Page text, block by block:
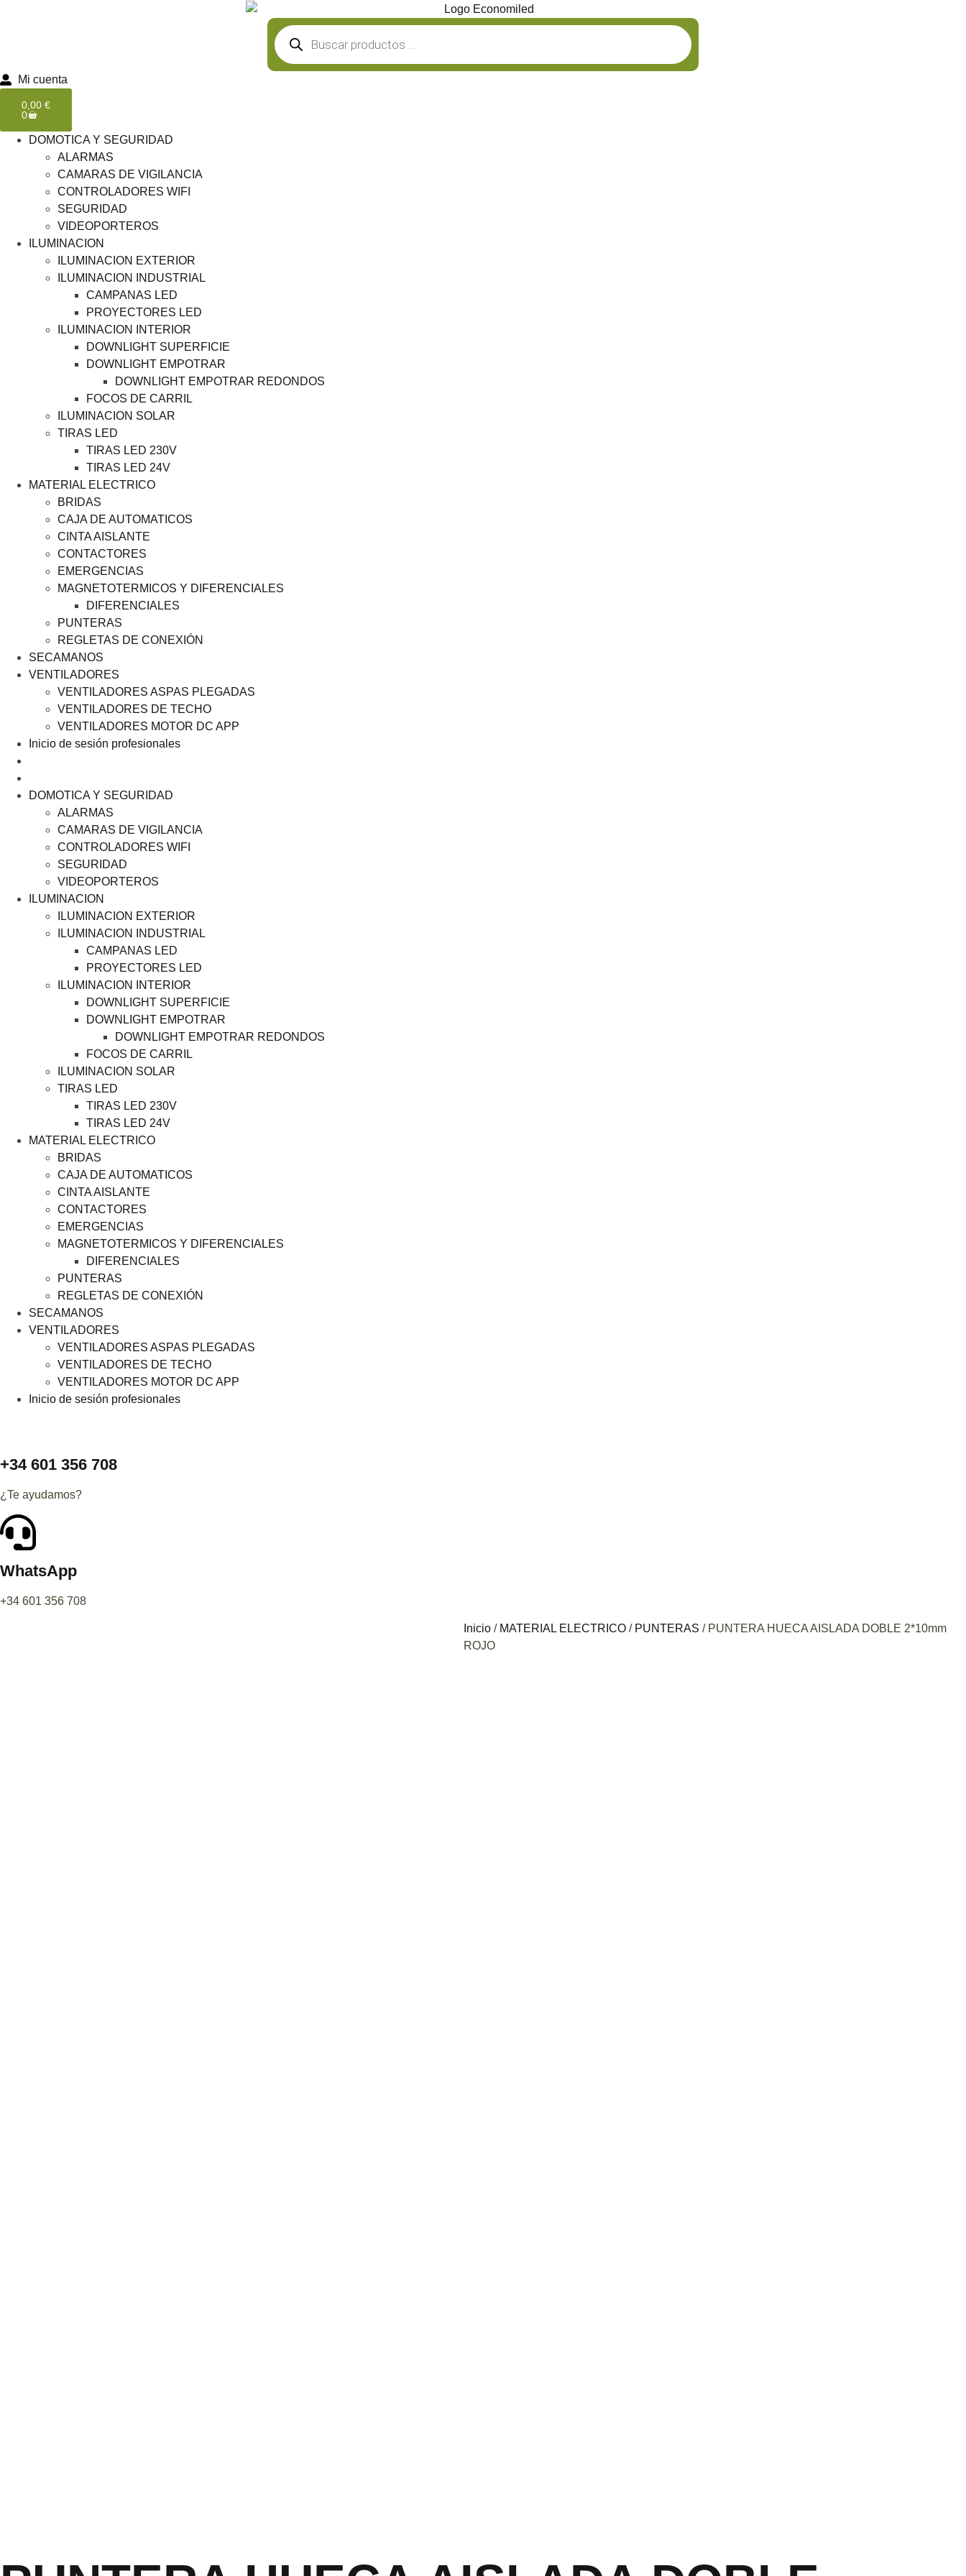
Mi cuenta
0,00 €
0
DOMOTICA Y SEGURIDAD
ALARMAS
CAMARAS DE VIGILANCIA
CONTROLADORES WIFI
SEGURIDAD
VIDEOPORTEROS
ILUMINACION
ILUMINACION EXTERIOR
ILUMINACION INDUSTRIAL
CAMPANAS LED
PROYECTORES LED
ILUMINACION INTERIOR
DOWNLIGHT SUPERFICIE
DOWNLIGHT EMPOTRAR
DOWNLIGHT EMPOTRAR REDONDOS
FOCOS DE CARRIL
ILUMINACION SOLAR
TIRAS LED
TIRAS LED 230V
TIRAS LED 24V
MATERIAL ELECTRICO
BRIDAS
CAJA DE AUTOMATICOS
CINTA AISLANTE
CONTACTORES
EMERGENCIAS
MAGNETOTERMICOS Y DIFERENCIALES
DIFERENCIALES
PUNTERAS
REGLETAS DE CONEXIÓN
SECAMANOS
VENTILADORES
VENTILADORES ASPAS PLEGADAS
VENTILADORES DE TECHO
VENTILADORES MOTOR DC APP
Inicio de sesión profesionales
DOMOTICA Y SEGURIDAD
ALARMAS
CAMARAS DE VIGILANCIA
CONTROLADORES WIFI
SEGURIDAD
VIDEOPORTEROS
ILUMINACION
ILUMINACION EXTERIOR
ILUMINACION INDUSTRIAL
CAMPANAS LED
PROYECTORES LED
ILUMINACION INTERIOR
DOWNLIGHT SUPERFICIE
DOWNLIGHT EMPOTRAR
DOWNLIGHT EMPOTRAR REDONDOS
FOCOS DE CARRIL
ILUMINACION SOLAR
TIRAS LED
TIRAS LED 230V
TIRAS LED 24V
MATERIAL ELECTRICO
BRIDAS
CAJA DE AUTOMATICOS
CINTA AISLANTE
CONTACTORES
EMERGENCIAS
MAGNETOTERMICOS Y DIFERENCIALES
DIFERENCIALES
PUNTERAS
REGLETAS DE CONEXIÓN
SECAMANOS
VENTILADORES
VENTILADORES ASPAS PLEGADAS
VENTILADORES DE TECHO
VENTILADORES MOTOR DC APP
Inicio de sesión profesionales
+34 601 356 708
¿Te ayudamos?
WhatsApp
+34 601 356 708
Inicio / MATERIAL ELECTRICO / PUNTERAS / PUNTERA HUECA AISLADA DOBLE 2*10mm
ROJO